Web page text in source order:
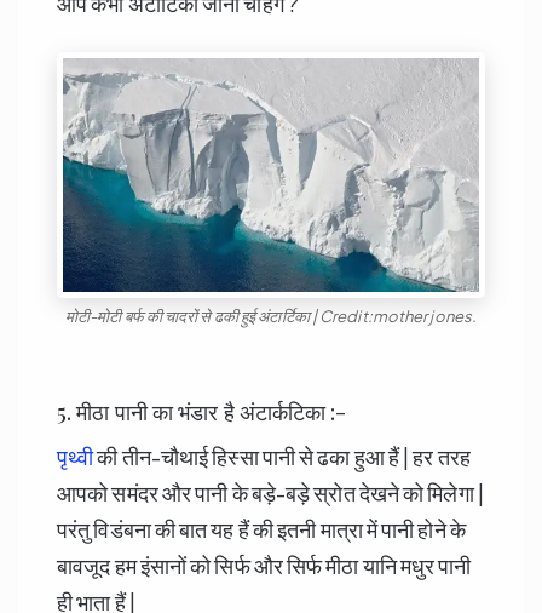
मोटी-मोटी बर्फ की चादरों से ढकी हुई अंटार्टिका | Credit:mother jones.
5. मीठा पानी का भंडार है अंटार्कटिका :-
पृथ्वीकी तीन-चौथाई हिस्सा पानी से ढका हुआ हैं | हर तरह
आपको समंदर और पानी के बड़े-बड़े स्रोत देखने को मिलेगा |
परंतु विडंबना की बात यह हैं की इतनी मात्रा में पानी होने के
बावजूद हम इंसानों को सिर्फ और सिर्फ मीठा यानि मधुर पानी
ही भाता हैं |